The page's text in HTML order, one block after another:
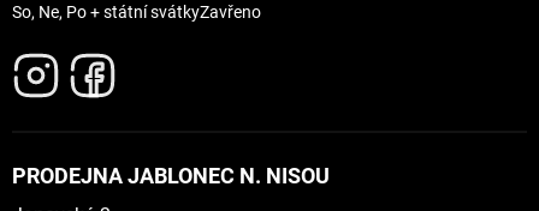
So, Ne, Po + státní svátkyZavřeno
PRODEJNA JABLONEC N. NISOU